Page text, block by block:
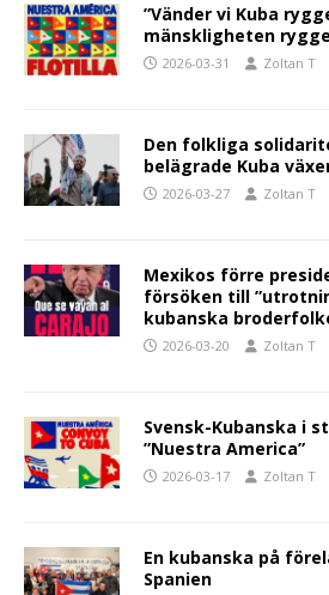
”Vänder vi Kuba
mänskligheten
2026-03-31 Zoltan T
Den folkliga
belägrade Kuba
2026-03-27 Zoltan T
Mexikos förre
försöken till
kubanska
2026-03-20 Zoltan T
Svensk-Kubanska i
”Nuestra America”
2026-03-17 Zoltan T
En kubanska på
Spanien